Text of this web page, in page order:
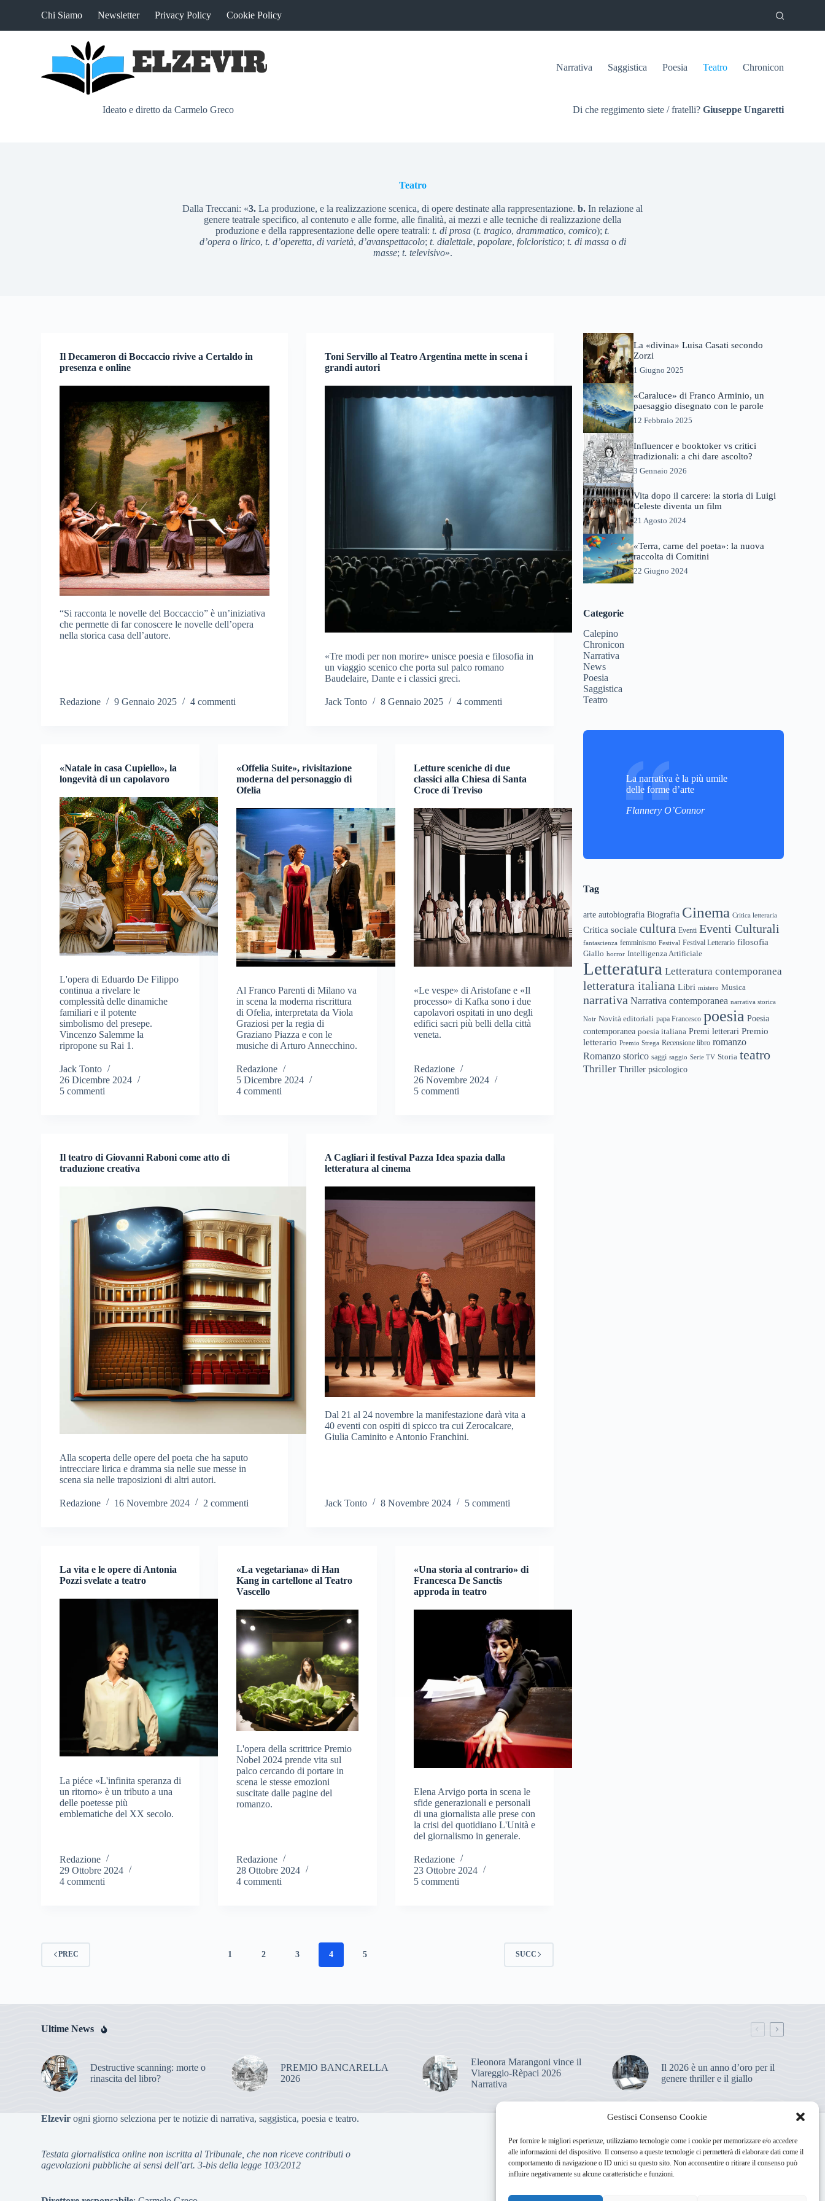
Gestisci Consenso Cookie
Per fornire le migliori esperienze, utilizziamo tecnologie come i cookie per memorizzare e/o accedere
alle informazioni del dispositivo. Il consenso a queste tecnologie ci permetterà di elaborare dati come il
comportamento di navigazione o ID unici su questo sito. Non acconsentire o ritirare il consenso può
influire negativamente su alcune caratteristiche e funzioni.
l
Chi Siamo Newsletter Privacy Policy Cookie Policy
Narrativa Saggistica Poesia Teatro Chronicon
Ideato e diretto da Carmelo Greco Di che reggimento siete / fratelli? Giuseppe Ungaretti
Teatro
Dalla Treccani: «3. La produzione, e la realizzazione scenica, di opere destinate alla rappresentazione. b. In relazione al
genere teatrale specifico, al contenuto e alle forme, alle finalità, ai mezzi e alle tecniche di realizzazione della
produzione e della rappresentazione delle opere teatrali: t. di prosa (t. tragico, drammatico, comico); t.
d’operao lirico, t. d’operetta, di varietà, d’avanspettacolo; t. dialettale, popolare, folcloristico; t. di massao di
masse; t. televisivo».
Il Decameron di Boccaccio rivive a Certaldo in
presenza e online
“Si racconta le novelle del Boccaccio” è un’iniziativa
che permette di far conoscere le novelle dell’opera
nella storica casa dell’autore.
Redazione 9 Gennaio 2025 4 commenti
Toni Servillo al Teatro Argentina mette in scena i
grandi autori
«Tre modi per non morire» unisce poesia e filosofia in
un viaggio scenico che porta sul palco romano
Baudelaire, Dante e i classici greci.
Jack Tonto 8 Gennaio 2025 4 commenti
«Natale in casa Cupiello», la
longevità di un capolavoro
L'opera di Eduardo De Filippo
continua a rivelare le
complessità delle dinamiche
familiari e il potente
simbolismo del presepe.
Vincenzo Salemme la
ripropone su Rai 1.
Jack Tonto
26 Dicembre 2024
5 commenti
«Offelia Suite», rivisitazione
moderna del personaggio di
Ofelia
Al Franco Parenti di Milano va
in scena la moderna riscrittura
di Ofelia, interpretata da Viola
Graziosi per la regia di
Graziano Piazza e con le
musiche di Arturo Annecchino.
Redazione
5 Dicembre 2024
4 commenti
Letture sceniche di due
classici alla Chiesa di Santa
Croce di Treviso
«Le vespe» di Aristofane e «Il
processo» di Kafka sono i due
capolavori ospitati in uno degli
edifici sacri più belli della città
veneta.
Redazione
26 Novembre 2024
5 commenti
Il teatro di Giovanni Raboni come atto di
traduzione creativa
Alla scoperta delle opere del poeta che ha saputo
intrecciare lirica e dramma sia nelle sue messe in
scena sia nelle traposizioni di altri autori.
Redazione 16 Novembre 2024 2 commenti
A Cagliari il festival Pazza Idea spazia dalla
letteratura al cinema
Dal 21 al 24 novembre la manifestazione darà vita a
40 eventi con ospiti di spicco tra cui Zerocalcare,
Giulia Caminito e Antonio Franchini.
Jack Tonto 8 Novembre 2024 5 commenti
La vita e le opere di Antonia
Pozzi svelate a teatro
La piéce «L'infinita speranza di
un ritorno» è un tributo a una
delle poetesse più
emblematiche del XX secolo.
Redazione
29 Ottobre 2024
4 commenti
«La vegetariana» di Han
Kang in cartellone al Teatro
Vascello
L'opera della scrittrice Premio
Nobel 2024 prende vita sul
palco cercando di portare in
scena le stesse emozioni
suscitate dalle pagine del
romanzo.
Redazione
28 Ottobre 2024
4 commenti
«Una storia al contrario» di
Francesca De Sanctis
approda in teatro
Elena Arvigo porta in scena le
sfide generazionali e personali
di una giornalista alle prese con
la crisi del quotidiano L'Unità e
del giornalismo in generale.
Redazione
23 Ottobre 2024
5 commenti
PREC 1 2 3 4 5 SUCC
La «divina» Luisa Casati secondo
Zorzi
1 Giugno 2025
«Caraluce» di Franco Arminio, un
paesaggio disegnato con le parole
12 Febbraio 2025
Influencer e booktoker vs critici
tradizionali: a chi dare ascolto?
3 Gennaio 2026
Vita dopo il carcere: la storia di Luigi
Celeste diventa un film
21 Agosto 2024
«Terra, carne del poeta»: la nuova
raccolta di Comitini
22 Giugno 2024
Categorie
Calepino
Chronicon
Narrativa
News
Poesia
Saggistica
Teatro
La narrativa è la più umile
delle forme d’arte
Flannery O’Connor
Tag
arte autobiografia Biografia Cinema Critica letteraria
Critica sociale cultura Eventi Eventi Culturali
fantascienza femminismo Festival Festival Letterario filosofia
Giallo horror Intelligenza Artificiale
Letteratura Letteratura contemporanea
letteratura italiana Libri mistero Musica
narrativa Narrativa contemporanea narrativa storica
Noir Novità editoriali papa Francesco poesia Poesia
contemporanea poesia italiana Premi letterari Premio
letterario Premio Strega Recensione libro romanzo
Romanzo storico saggi saggio Serie TV Storia teatro
Thriller Thriller psicologico
Ultime News
Destructive scanning: morte o
rinascita del libro?
PREMIO BANCARELLA
2026
Eleonora Marangoni vince il
Viareggio-Rèpaci 2026
Narrativa
Il 2026 è un anno d’oro per il
genere thriller e il giallo
Elzevir ogni giorno seleziona per te notizie di narrativa, saggistica, poesia e teatro.
Testata giornalistica online non iscritta al Tribunale, che non riceve contributi o
agevolazioni pubbliche ai sensi dell’art. 3-bis della legge 103/2012
Newsletter Privacy Policy